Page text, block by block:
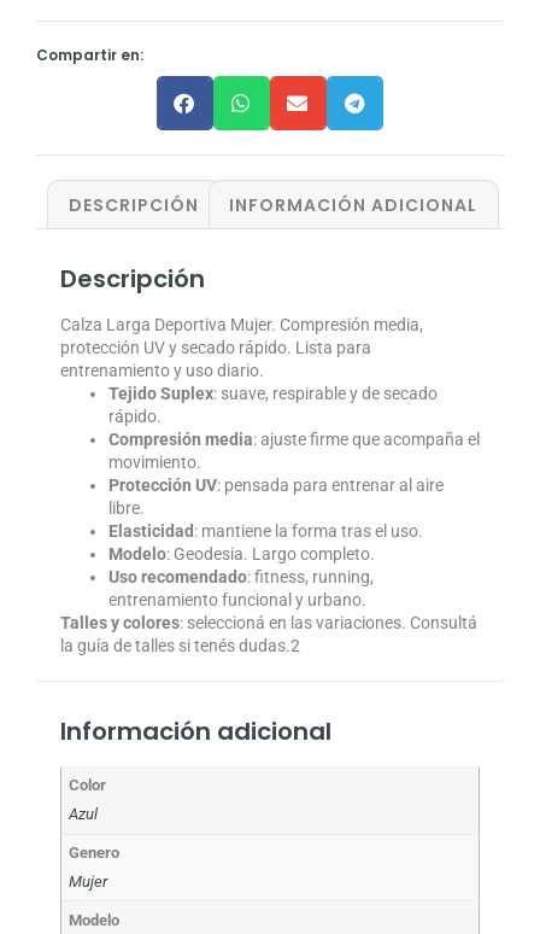
Compartir en:
DESCRIPCIÓN INFORMACIÓN ADICIONAL
Descripción
Calza Larga Deportiva Mujer. Compresión media,
protección UV y secado rápido. Lista para
entrenamiento y uso diario.
Tejido Suplex: suave, respirable y de secado
rápido.
Compresión media: ajuste firme que acompaña el
movimiento.
Protección UV: pensada para entrenar al aire
libre.
Elasticidad : mantiene la forma tras el uso.
Modelo: Geodesia. Largo completo.
Uso recomendado: fitness, running,
entrenamiento funcional y urbano.
Talles y colores: seleccioná en las variaciones. Consultá
la guía de talles si tenés dudas.2
Información adicional
Color
Azul
Genero
Mujer
Modelo